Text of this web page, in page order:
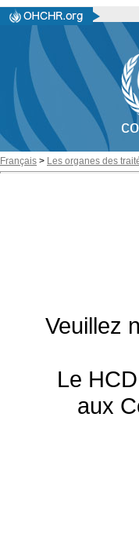
Français > Les organes des
Veuillez
Le
aux